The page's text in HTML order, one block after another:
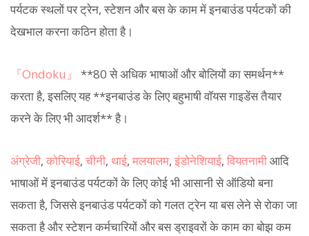
पर्यटक स्थलों पर ट्रेन, स्टेशन और बस के काम में इनबाउंड पर्यटकों की
देखभाल करना कठिन होता है।
『Ondoku』
**80 से अधिक भाषाओं और बोलियों का समर्थन**
करता है, इसलिए यह **इनबाउंड के लिए बहुभाषी वॉयस गाइडेंस तैयार
करने के लिए भी आदर्श** है।
अंग्रेजी, कोरियाई, चीनी, थाई, मलयालम, इंडोनेशियाई, वियतनामीआदि
भाषाओं में इनबाउंड पर्यटकों के लिए कोई भी आसानी से ऑडियो बना
सकता है, जिससे इनबाउंड पर्यटकों को गलत ट्रेन या बस लेने से रोका जा
सकता है और स्टेशन कर्मचारियों और बस ड्राइवरों के काम का बोझ कम